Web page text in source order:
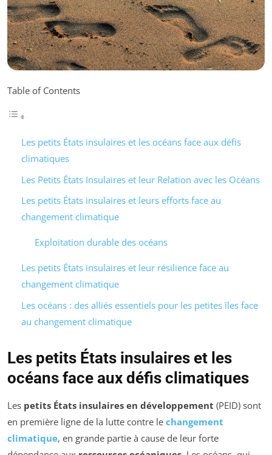
Table of Contents
Les petits États insulaires et les océans face aux défis
climatiques
Les Petits États Insulaires et leur Relation avec les Océans
Les petits États insulaires et leurs efforts face au
changement climatique
Exploitation durable des océans
Les petits États insulaires et leur résilience face au
changement climatique
Les océans : des alliés essentiels pour les petites îles face
au changement climatique
Les petits États insulaires et les
océans face aux défis climatiques
Les petits États insulaires en développement (PEID) sont
en première ligne de la lutte contre le changement
climatique, en grande partie à cause de leur forte